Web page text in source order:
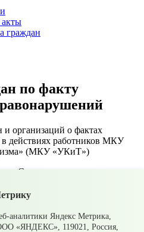
граждан
по факту
организаций о фактах
действиях работников МКУ
(МКУ «УКиТ»)
г. Среднеуральск, ул.
01-36;
аналитики Яндекс Метрика,
«ЯНДЕКС», 119021, Россия,